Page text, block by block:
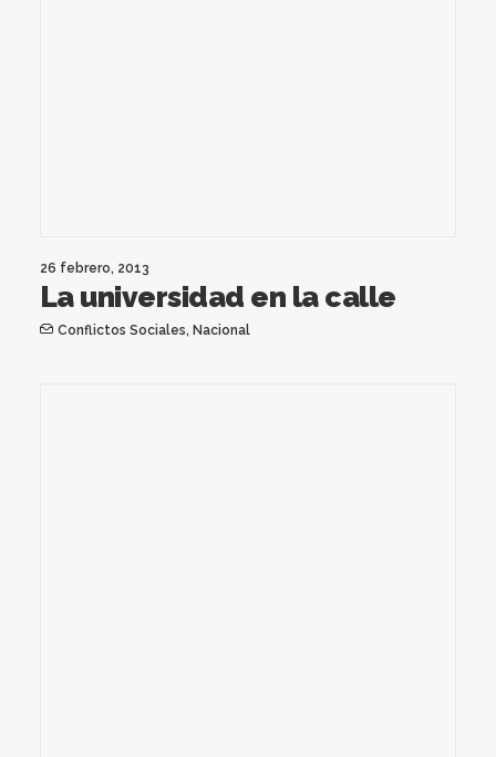
26 febrero, 2013
La universidad en la calle
Conflictos Sociales, Nacional